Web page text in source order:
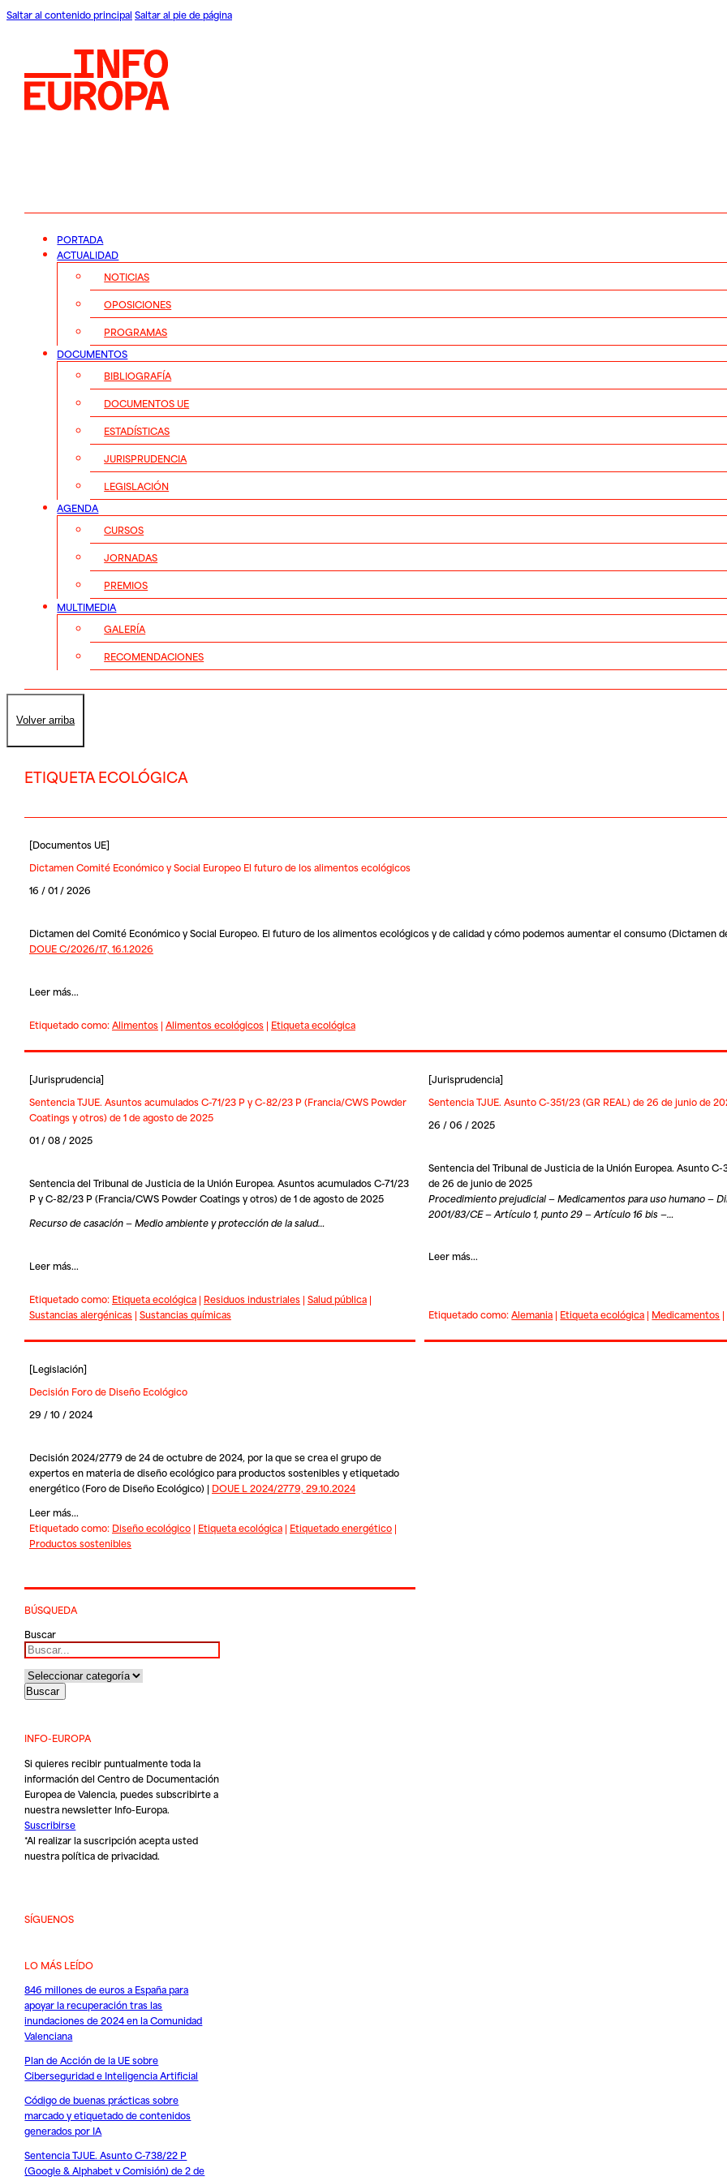
Saltar al contenido principal Saltar al pie de página
PORTADA
ACTUALIDAD
NOTICIAS
OPOSICIONES
PROGRAMAS
DOCUMENTOS
BIBLIOGRAFÍA
DOCUMENTOS UE
ESTADÍSTICAS
JURISPRUDENCIA
LEGISLACIÓN
AGENDA
CURSOS
JORNADAS
PREMIOS
MULTIMEDIA
GALERÍA
RECOMENDACIONES
Volver arriba
ETIQUETA ECOLÓGICA
[Documentos UE]
Dictamen Comité Económico y Social Europeo El futuro de los alimentos ecológicos
16 / 01 / 2026
Dictamen del Comité Económico y Social Europeo. El futuro de los alimentos ecológicos y de calidad y cómo podemos aumentar el consumo (Dictamen
DOUE C/2026/17, 16.1.2026
Leer más...
Etiquetado como:Alimentos| Alimentos ecológicos| Etiqueta ecológica
[Jurisprudencia]
Sentencia TJUE. Asuntos acumulados C-71/23 P y C-82/23 P (Francia/CWS Powder
Coatings y otros) de 1 de agosto de 2025
01 / 08 / 2025
Sentencia del Tribunal de Justicia de la Unión Europea. Asuntos acumulados C-71/23
P y C-82/23 P (Francia/CWS Powder Coatings y otros) de 1 de agosto de 2025
Recurso de casación — Medio ambiente y protección de la salud…
Leer más...
Etiquetado como: Etiqueta ecológica| Residuos industriales| Salud pública|
Sustancias alergénicas| Sustancias químicas
[Jurisprudencia]
Sentencia TJUE. Asunto C-351/23 (GR REAL) de 26 de junio de
26 / 06 / 2025
Sentencia del Tribunal de Justicia de la Unión Europea. Asunto C-
de 26 de junio de 2025
Procedimiento prejudicial — Medicamentos para uso humano —
2001/83/CE — Artículo 1, punto 29 — Artículo 16 bis —…
Leer más...
Etiquetado como:Alemania | Etiqueta ecológica | Medicamentos |
[Legislación]
Decisión Foro de Diseño Ecológico
29 / 10 / 2024
Decisión 2024/2779 de 24 de octubre de 2024, por la que se crea el grupo de
expertos en materia de diseño ecológico para productos sostenibles y etiquetado
energético (Foro de Diseño Ecológico) | DOUE L 2024/2779, 29.10.2024
Leer más...
Etiquetado como: Diseño ecológico| Etiqueta ecológica| Etiquetado energético|
Productos sostenibles
BÚSQUEDA
Buscar
INFO-EUROPA
Si quieres recibir puntualmente toda la
información del Centro de Documentación
Europea de Valencia, puedes subscribirte a
nuestra newsletter Info-Europa.
Suscribirse
*Al realizar la suscripción acepta usted
nuestrapolítica de privacidad.
SÍGUENOS
LO MÁS LEÍDO
846 millones de euros a España para
apoyar la recuperación tras las
inundaciones de 2024 en la Comunidad
Valenciana
Plan de Acción de la UE sobre
Ciberseguridad e Inteligencia Artificial
Código de buenas prácticas sobre
marcado y etiquetado de contenidos
generados por IA
Sentencia TJUE. Asunto C-738/22 P
(Google & Alphabet v Comisión) de 2 de